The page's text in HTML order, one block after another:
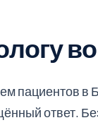
пациентов в
ответ.